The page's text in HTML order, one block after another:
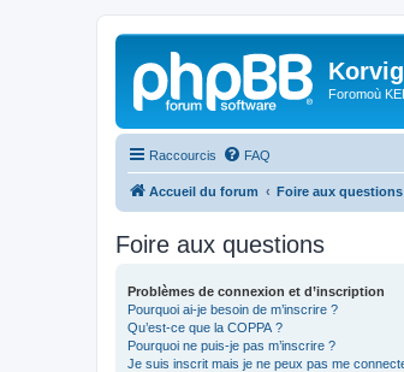
Foromoù
Raccourcis FAQ
Accueil du forum Foire aux questions
Foire aux questions
Problèmes de connexion et d’inscription
Pourquoi ai-je besoin de m’inscrire ?
Qu’est-ce que la COPPA ?
Pourquoi ne puis-je pas m’inscrire ?
Je suis inscrit mais je ne peux pas me